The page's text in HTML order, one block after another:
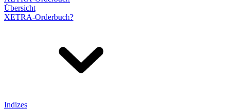
Übersicht
XETRA-Orderbuch?
Indizes